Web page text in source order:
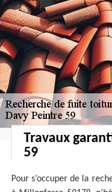
Travaux
59
Pour s’occuper de la